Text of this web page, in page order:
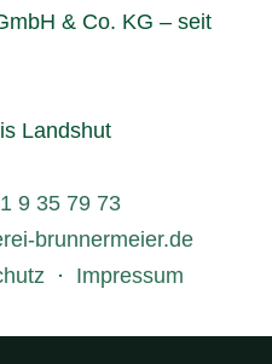
& Co. KG – seit
Landshut
9 35 79 73
brunnermeier.de
· Impressum